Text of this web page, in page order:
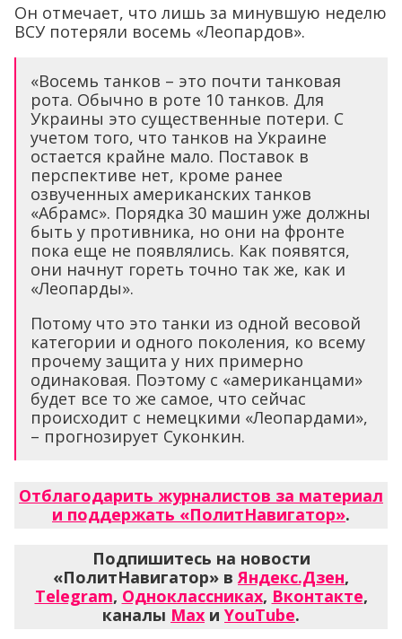
Он отмечает, что лишь за минувшую неделю
ВСУ потеряли восемь «Леопардов».
«Восемь танков – это почти танковая
рота. Обычно в роте 10 танков. Для
Украины это существенные потери. С
учетом того, что танков на Украине
остается крайне мало. Поставок в
перспективе нет, кроме ранее
озвученных американских танков
«Абрамс». Порядка 30 машин уже должны
быть у противника, но они на фронте
пока еще не появлялись. Как появятся,
они начнут гореть точно так же, как и
«Леопарды».
Потому что это танки из одной весовой
категории и одного поколения, ко всему
прочему защита у них примерно
одинаковая. Поэтому с «американцами»
будет все то же самое, что сейчас
происходит с немецкими «Леопардами»,
– прогнозирует Суконкин.
Отблагодарить журналистов за материал
и поддержать «ПолитНавигатор».
Подпишитесь на новости
«ПолитНавигатор» в Яндекс.Дзен,
Telegram, Одноклассниках, Вконтакте,
каналы Max и YouTube.